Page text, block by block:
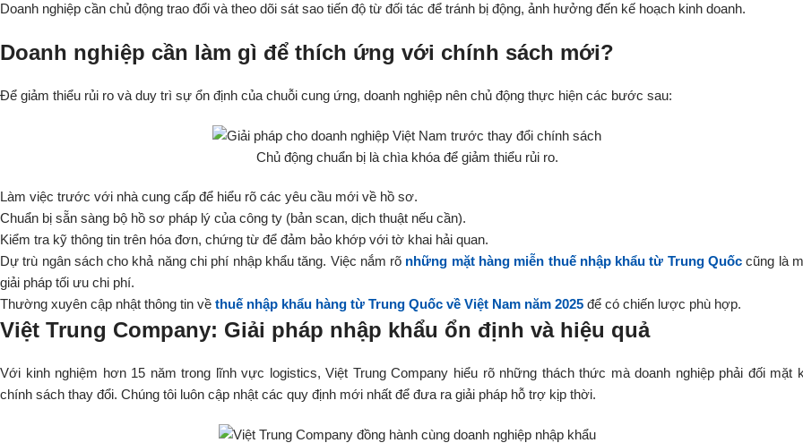
Doanh nghiệp cần chủ động trao đổi và theo dõi sát sao tiến độ từ đối tác để tránh bị động, ảnh hưởng đến kế hoạch kinh doanh.
Doanh nghiệp cần làm gì để thích ứng với chính sách mới?
Để giảm thiểu rủi ro và duy trì sự ổn định của chuỗi cung ứng, doanh nghiệp nên chủ động thực hiện các bước sau:
Chủ động chuẩn bị là chìa khóa để giảm thiểu rủi ro.
Làm việc trước với nhà cung cấp để hiểu rõ các yêu cầu mới về hồ sơ.
Chuẩn bị sẵn sàng bộ hồ sơ pháp lý của công ty (bản scan, dịch thuật nếu cần).
Kiểm tra kỹ thông tin trên hóa đơn, chứng từ để đảm bảo khớp với tờ khai hải quan.
Dự trù ngân sách cho khả năng chi phí nhập khẩu tăng. Việc nắm rõ những mặt hàng miễn thuế nhập khẩu từ Trung Quốc cũng là
giải pháp tối ưu chi phí.
Thường xuyên cập nhật thông tin về thuế nhập khẩu hàng từ Trung Quốc về Việt Nam năm 2025 để có chiến lược phù hợp.
Việt Trung Company: Giải pháp nhập khẩu ổn định và hiệu quả
Với kinh nghiệm hơn 15 năm trong lĩnh vực logistics, Việt Trung Company hiểu rõ những thách thức mà doanh nghiệp phải đối mặt
chính sách thay đổi. Chúng tôi luôn cập nhật các quy định mới nhất để đưa ra giải pháp hỗ trợ kịp thời.